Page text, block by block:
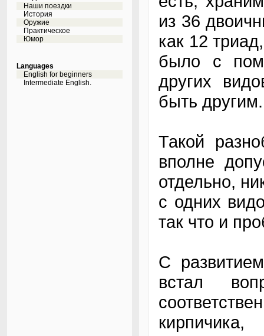
Наши поездки
История
Оружие
Практическое
Юмор
Languages
English for beginners
Intermediate English.
из 36
как 12
было с
других
быть другим.
Такой
вполне
отдельно,
с одних
так что и
С
встал